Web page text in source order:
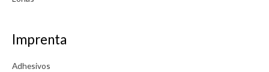
Imprenta
Adhesivos